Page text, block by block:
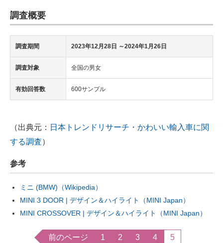
調査概要
調査期間 2023年12月28日 ～2024年1月26日
調査対象 全国の男女
有効回答数 600サンプル
（出典元： 日本トレンドリサーチ・かわいい輸入車に関
する調査）
参考
ミニ (BMW)（Wikipedia）
MINI 3 DOOR | デザイン＆ハイライト（MINI Japan）
MINI CROSSOVER | デザイン＆ハイライト（MINI Japan）
前のページ 1 2 3 4 5